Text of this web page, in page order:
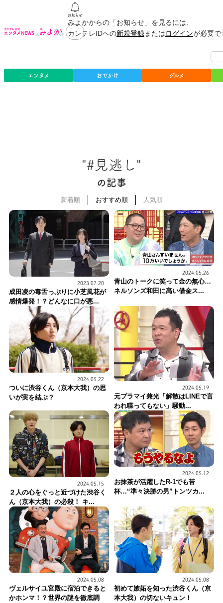
みよかからの「お知らせ」を見るには、
カンテレIDへの新規登録またはログインが必要
エンタメ おでかけ グルメ
"#見逃し"
の記事
新着順 おすすめ順 人気順
2023.07.20
成田凌の毒舌っぷりに小芝風花が
感情爆発！？どんなに口が悪...
2024.05.26
青山のトークに笑って金の無心…
ネルソンズ和田に高い借金ス...
2024.05.22
ついに渋谷くん（京本大我）の思
いが実を結ぶ？
2024.05.19
元プラマイ兼光「解散はLINEで言
われ喋ってもない」騒動...
2024.05.15
２人の心をぐっと近づけた渋谷く
ん（京本大我）の必殺！ キ...
2024.05.12
お抹茶が活躍したR-1でも苦
杯…“準々決勝の男”トンツカ...
2024.05.08
ヴェルサイユ宮殿に宿泊できると
かホンマ！？世界の謎を徹底調
2024.05.08
初めて嫉妬を知った渋谷くん（京
本大我）の切ないキュン！